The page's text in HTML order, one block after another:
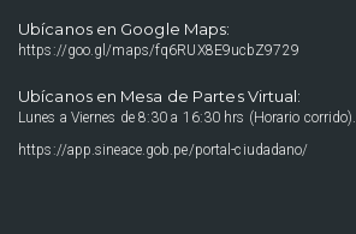
Ubícanos en Google Maps:
https://goo.gl/maps/fq6RUX8E9ucbZ9729
Ubícanos en Mesa de Partes Virtual:
Lunes a Viernes de 8:30 a 16:30 hrs (Horario corrido).
https://app.sineace.gob.pe/portal-ciudadano/